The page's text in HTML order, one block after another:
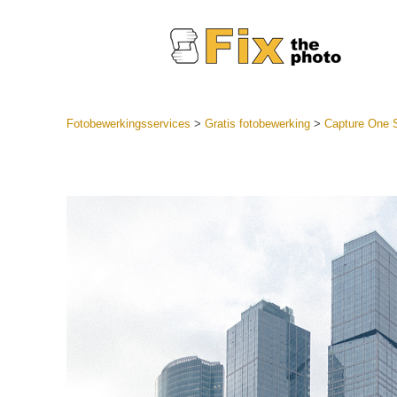
aanbieding
Mobiele
Fotobewerkingsservices > Gratis fotobewerking> Capture One